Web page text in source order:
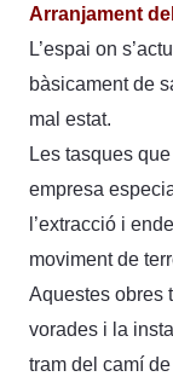
Arranjament
L’espai on
bàsicament de
mal estat.
Les tasques
empresa
l’extracció i
moviment de
Aquestes obres
vorades i la
tram del camí